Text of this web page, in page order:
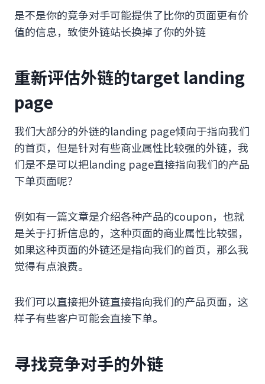
是不是你的竞争对手可能提供了比你的页面更有价
值的信息，致使外链站长换掉了你的外链
重新评估外链的target landing
page
我们大部分的外链的landing page倾向于指向我们
的首页，但是针对有些商业属性比较强的外链，我
们是不是可以把landing page直接指向我们的产品
下单页面呢？
例如有一篇文章是介绍各种产品的coupon，也就
是关于打折信息的，这种页面的商业属性比较强，
如果这种页面的外链还是指向我们的首页，那么我
觉得有点浪费。
我们可以直接把外链直接指向我们的产品页面，这
样子有些客户可能会直接下单。
寻找竞争对手的外链